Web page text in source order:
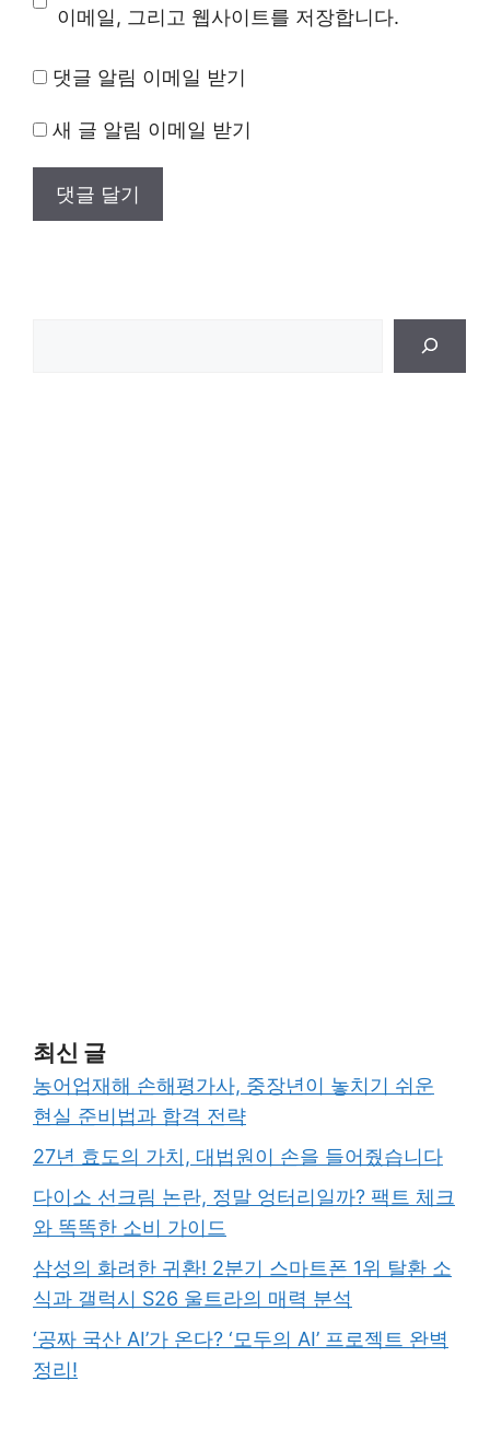
트 이메일, 그리고 웹사이트를 저장합니다.
댓글 알림 이메일 받기
새 글 알림 이메일 받기
최신 글
농어업재해 손해평가사, 중장년이 놓치기 쉬운
현실 준비법과 합격 전략
27년 효도의 가치, 대법원이 손을 들어줬습니다
다이소 선크림 논란, 정말 엉터리일까? 팩트 체크
와 똑똑한 소비 가이드
삼성의 화려한 귀환! 2분기 스마트폰 1위 탈환 소
식과 갤럭시 S26 울트라의 매력 분석
‘공짜 국산 AI’가 온다? ‘모두의 AI’ 프로젝트 완벽
정리!